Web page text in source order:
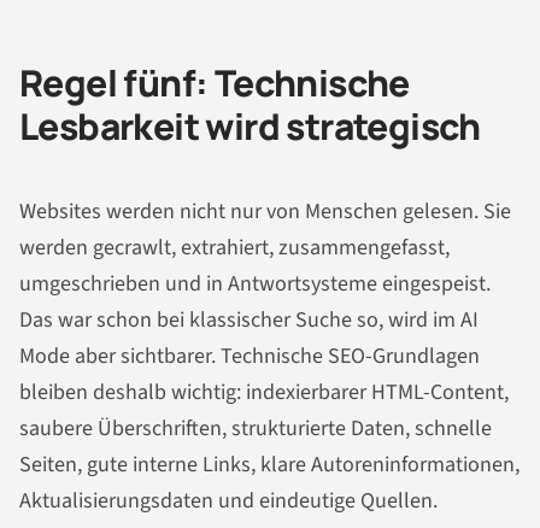
Regel fünf: Technische
Lesbarkeit wird strategisch
Websites werden nicht nur von Menschen gelesen. Sie
werden gecrawlt, extrahiert, zusammengefasst,
umgeschrieben und in Antwortsysteme eingespeist.
Das war schon bei klassischer Suche so, wird im AI
Mode aber sichtbarer. Technische SEO-Grundlagen
bleiben deshalb wichtig: indexierbarer HTML-Content,
saubere Überschriften, strukturierte Daten, schnelle
Seiten, gute interne Links, klare Autoreninformationen,
Aktualisierungsdaten und eindeutige Quellen.